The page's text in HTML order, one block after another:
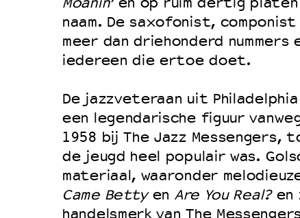
Werken bij
Wie is wie
Word vriend
Partners
Huisregels
Privacyverklaring
Integriteits- en gedragscode
Duurzaamheid
naam. De saxofonist,
meer dan driehonderd nummers
iedereen die ertoe doet.
De jazzveteraan uit
een legendarische figuur
1958 bij The Jazz Messengers,
de jeugd heel populair was.
materiaal, waaronder
Came Bettyen Are You Real?en
handelsmerk van The